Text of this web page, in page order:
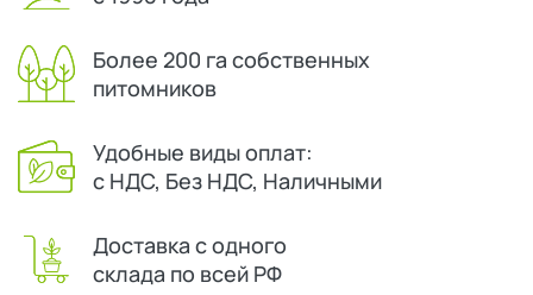
Более 200 га собственных
питомников
Удобные виды оплат:
с НДС, Без НДС, Наличными
Доставка с одного
склада по всей РФ